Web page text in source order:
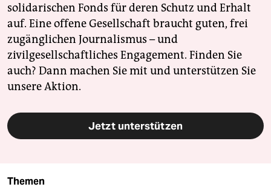
solidarischen Fonds für deren Schutz und Erhalt
auf. Eine offene Gesellschaft braucht guten, frei
zugänglichen Journalismus – und
zivilgesellschaftliches Engagement. Finden Sie
auch? Dann machen Sie mit und unterstützen Sie
unsere Aktion.
Jetzt unterstützen
Themen